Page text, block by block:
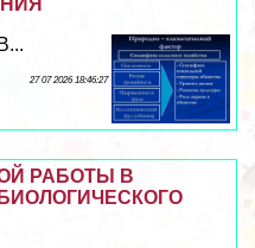
27 07 2026 18:46:27
РАБОТЫ В